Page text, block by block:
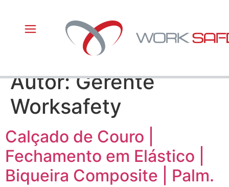
Autor:Gerente
Worksafety
Calçado de Couro |
Fechamento em Elástico |
Biqueira Composite | Palm.